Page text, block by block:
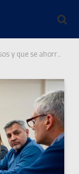
$ 260 millones